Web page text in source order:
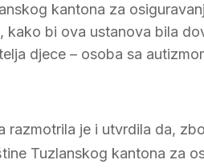
kantona za
kako bi ova ustanova bila
djece – osoba sa
razmotrila je i utvrdila da,
Tuzlanskog kantona za